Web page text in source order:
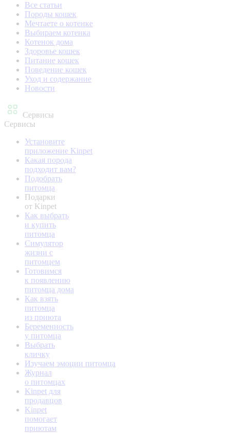
Все статьи
Породы кошек
Мечтаете о котенке
Выбираем котенка
Котенок дома
Здоровье кошек
Питание кошек
Поведение кошек
Уход и содержание
Новости
Сервисы
Сервисы
Установите
приложение Kinpet
Какая порода
подходит вам?
Подобрать
питомца
Подарки
от Kinpet
Как выбрать
и купить
питомца
Симулятор
жизни с
питомцем
Готовимся
к появлению
питомца дома
Как взять
питомца
из приюта
Беременность
у питомца
Выбрать
кличку
Изучаем эмоции питомца
Журнал
о питомцах
Kinpet для
продавцов
Kinpet
помогает
приютам